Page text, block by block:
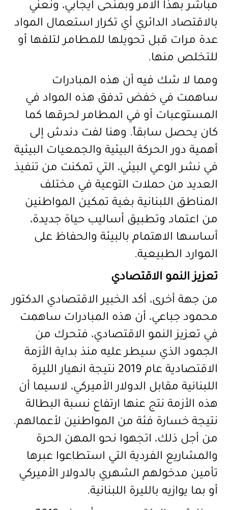
مباشر بهذا الامر وبمنحى ايجابي، ونعني
بالاقتصاد الدائري أي تكرار استعمال المواد
عدة مرات قبل تحويلها للمطامر لتلفها أو
للتخلص منها.
ومما لا شك فيه أن هذه المبادرات
ساهمت في خفض تدفق هذه المواد في
المستوعبات أو في المطامر لحرقها كما
كان يحصل سابقاً. وهنا لفت دندش إلى
أهمية دور الحركة البيئية والجمعيات البيئية
في نشر الوعي البيئي، التي تمكنت من تنفيذ
العديد من حملات التوعية في مختلف
المناطق اللبنانية بغية تمكين المواطنين
من اعتماد وتطبيق أساليب حياة جديدة،
أساسها الاهتمام بالبيئة والحفاظ على
الموارد الطبيعية.
تعزيز النمو الاقتصادي
من جهة أخرى، أكد الخبير الاقتصادي الدكتور
محمود جباعي، أن هذه المبادرات ساهمت
في تعزيز النمو الاقتصادي، فتحرك من
الجمود الذي سيطر عليه منذ بداية الأزمة
الاقتصادية عام 2019 نتيجة انهيار الليرة
اللبنانية مقابل الدولار الأميركي، لاسيما أن
هذه الأزمة نتج عنها ارتفاع نسبة البطالة
نتيجة خسارة فئة من المواطنين لأعمالهم.
من أجل ذلك، اتجهوا نحو المهن الحرة
والمشاريع الفردية التي استطاعوا عبرها
تأمين مدخولهم الشهري بالدولار الأميركي
أو بما يوازيه بالليرة اللبنانية.